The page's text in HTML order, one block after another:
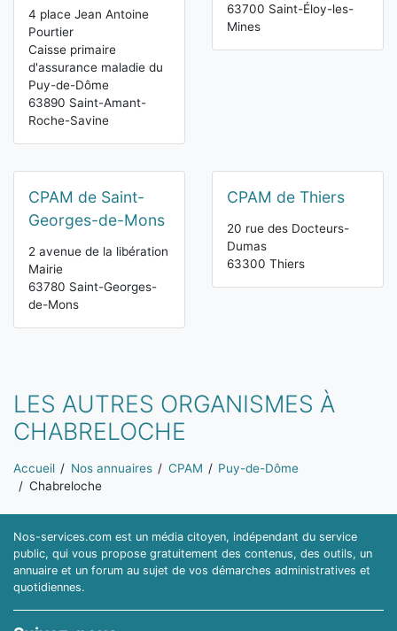
4 place Jean Antoine
Pourtier
Caisse primaire
d'assurance maladie du
Puy-de-Dôme
63890 Saint-Amant-
Roche-Savine
63700 Saint-Éloy-les-
Mines
CPAM de Saint-
Georges-de-Mons
2 avenue de la libération
Mairie
63780 Saint-Georges-
de-Mons
CPAM de Thiers
20 rue des Docteurs-
Dumas
63300 Thiers
LES AUTRES ORGANISMES À
CHABRELOCHE
Vous êtes ici:
Accueil Nos annuaires CPAM
Puy-de-Dôme
Chabreloche
Nos-services.com est un média citoyen, indépendant du service
public, qui vous propose gratuitement des contenus, des outils, un
annuaire et un forum au sujet de vos démarches administratives et
quotidiennes.